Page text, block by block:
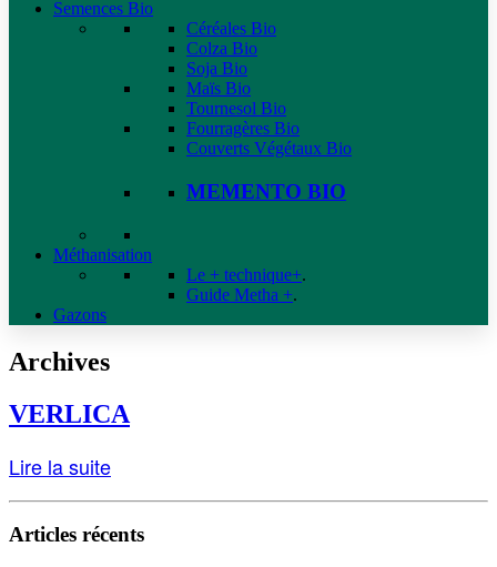
Semences Bio
Céréales Bio
Colza Bio
Soja Bio
Maïs Bio
Tournesol Bio
Fourragères Bio
Couverts Végétaux Bio
MEMENTO BIO
Méthanisation
Le + technique+.
Guide Metha +.
Gazons
Archives
VERLICA
Lire la suite
Articles récents